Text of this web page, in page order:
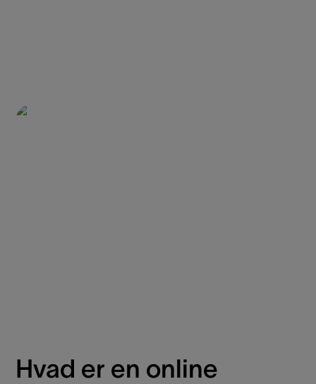
Hvad er en online